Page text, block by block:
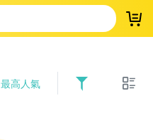
登
最高人氣